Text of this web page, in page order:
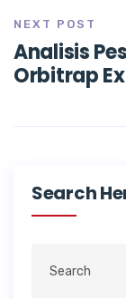
NEXT POST
Analisis
Orbitrap
Search